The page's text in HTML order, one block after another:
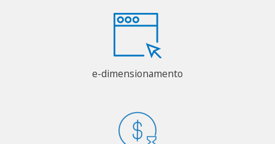
e-dimensionamento